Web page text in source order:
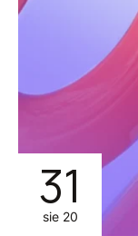
31
sie 20